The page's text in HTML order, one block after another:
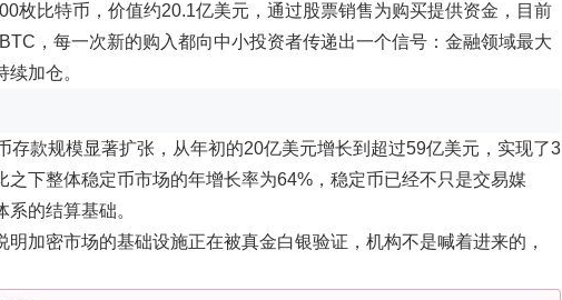
枚比特币，价值约20.1亿美元，通过股票销售为购买提供资金，目前
，每一次新的购入都向中小投资者传递出一个信号：金融领域最大
加仓。
存款规模显著扩张，从年初的20亿美元增长到超过59亿美元，实现了3
之下整体稳定币市场的年增长率为64%，稳定币已经不只是交易媒
的结算基础。
明加密市场的基础设施正在被真金白银验证，机构不是喊着进来的，